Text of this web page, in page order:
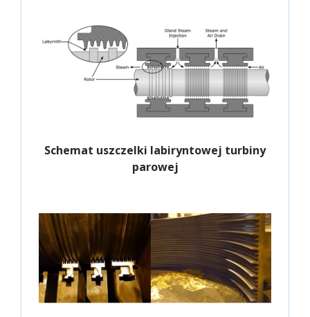
Schemat uszczelki labiryntowej turbiny
parowej